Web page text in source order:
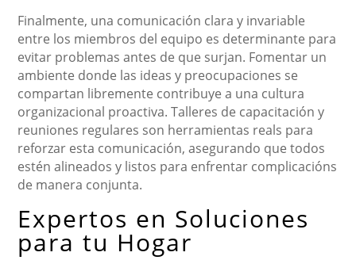
Finalmente, una comunicación clara y invariable
entre los miembros del equipo es determinante para
evitar problemas antes de que surjan. Fomentar un
ambiente donde las ideas y preocupaciones se
compartan libremente contribuye a una cultura
organizacional proactiva. Talleres de capacitación y
reuniones regulares son herramientas reals para
reforzar esta comunicación, asegurando que todos
estén alineados y listos para enfrentar complicacións
de manera conjunta.
Expertos en Soluciones
para tu Hogar